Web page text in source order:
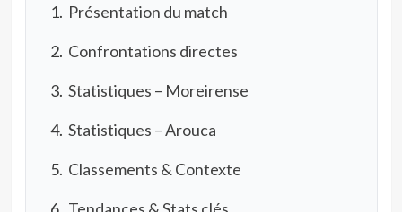
Présentation du match
Confrontations directes
Statistiques – Moreirense
Statistiques – Arouca
Classements & Contexte